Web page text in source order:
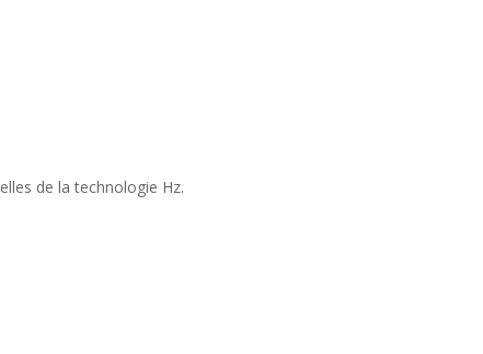
de la technologie Hz.